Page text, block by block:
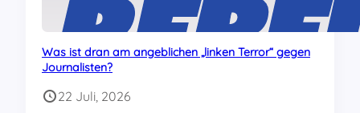
Was ist dran am angeblichen „linken Terror“ gegen
Journalisten?
22 Juli, 2026